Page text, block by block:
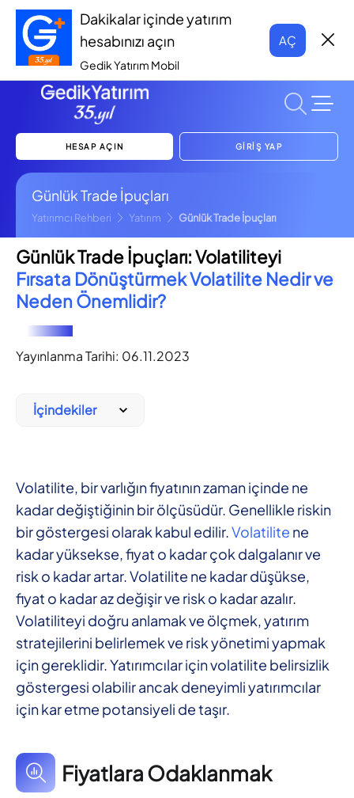
Dakikalar içinde yatırım
hesabınızı açın
Gedik Yatırım Mobil
AÇ
HESAP AÇIN GİRİŞ YAP
Günlük Trade İpuçları
Yatırımcı Rehberi Yatırım Günlük Trade İpuçları
Günlük Trade İpuçları: Volatiliteyi
Fırsata Dönüştürmek Volatilite Nedir ve
Neden Önemlidir?
Yayınlanma Tarihi: 06.11.2023
İçindekiler
Volatilite, bir varlığın fiyatının zaman içinde ne
kadar değiştiğinin bir ölçüsüdür. Genellikle riskin
bir göstergesi olarak kabul edilir.Volatilite ne
kadar yüksekse, fiyat o kadar çok dalgalanır ve
risk o kadar artar. Volatilite ne kadar düşükse,
fiyat o kadar az değişir ve risk o kadar azalır.
Volatiliteyi doğru anlamak ve ölçmek, yatırım
stratejilerini belirlemek ve risk yönetimi yapmak
için gereklidir. Yatırımcılar için volatilite belirsizlik
göstergesi olabilir ancak deneyimli yatırımcılar
için kar etme potansiyeli de taşır.
Fiyatlara Odaklanmak